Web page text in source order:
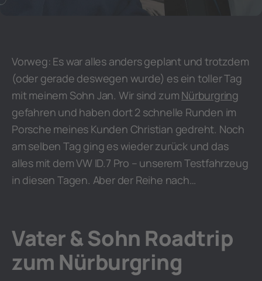
Vorweg: Es war alles anders geplant und trotzdem
(oder gerade deswegen wurde) es ein toller Tag
mit meinem Sohn Jan. Wir sind zum Nürburgring
gefahren und haben dort 2 schnelle Runden im
Porsche meines Kunden Christian gedreht. Noch
am selben Tag ging es wieder zurück und das
alles mit dem VW ID.7 Pro – unserem Testfahrzeug
in diesen Tagen. Aber der Reihe nach…
Vater & Sohn Roadtrip
zum Nürburgring